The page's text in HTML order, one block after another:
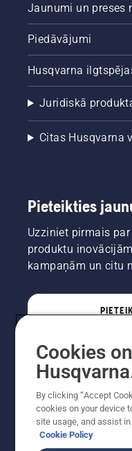
Jaunumi un preses
Piedāvājumi
Husqvarna
Juridiskā
Citas Husqvarna
Pieteikties
Uzziniet pirmais
produktu
kampaņām un citu
Cookies on
By clicking “Accept
cookies on your device
site usage, and assist
Cookie Policy